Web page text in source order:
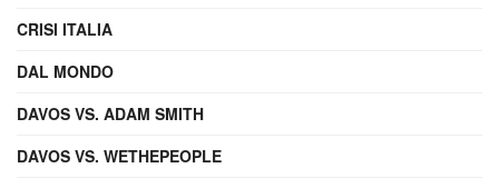
CRISI ITALIA
DAL MONDO
DAVOS VS. ADAM SMITH
DAVOS VS. WETHEPEOPLE